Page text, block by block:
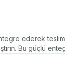
ederek
Bu güçlü